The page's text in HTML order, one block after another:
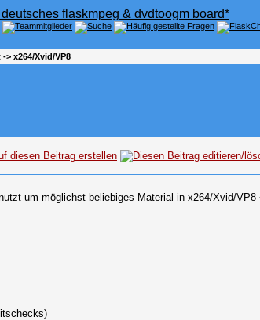
x264/Xvid/VP8
um möglichst beliebiges Material in x264/Xvid/